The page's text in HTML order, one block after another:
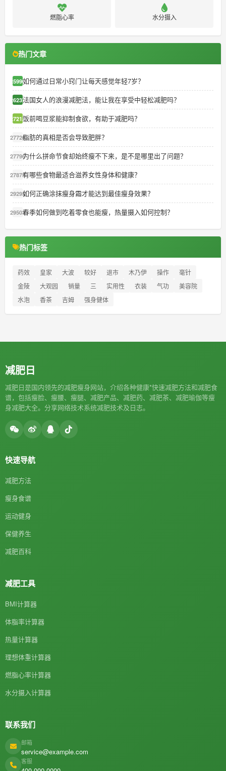
燃脂心率 水分摄入
热门文章
25990如何通过日常小窍门让每天感觉年轻7岁？
26237法国女人的浪漫减肥法，能让我在享受中轻松减肥吗？
27212饭前喝豆浆能抑制食欲，有助于减肥吗？
27726脂肪的真相是否会导致肥胖？
27796为什么拼命节食却始终瘦不下来，是不是哪里出了问题？
27875有哪些食物最适合滋养女性身体和健康？
29295如何正确涂抹瘦身霜才能达到最佳瘦身效果？
29503春季如何做到吃着零食也能瘦，热量摄入如何控制？
热门标签
药效 皇家 大波 较好 退市 木乃伊 操作
毫针
金陵
大观园 销量 三 实用性 衣装 气功
美容院
水泡
香茶 吉姆 强身健体
减肥日
减肥日是国内领先的减肥瘦身网站，介绍各种健康*快速减肥方法和减肥食
谱，包括瘦脸、瘦腰、瘦腿、减肥产品、减肥药、减肥茶、减肥瑜伽等瘦
身减肥大全。分享网络技术系统减肥技术及日志。
快速导航
减肥方法
瘦身食谱
运动健身
保健养生
减肥百科
减肥工具
BMI计算器
体脂率计算器
热量计算器
理想体重计算器
燃脂心率计算器
水分摄入计算器
联系我们
邮箱
service@example.com
客服